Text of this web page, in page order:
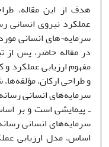
هدف از این مقاله،
عملکرد نیروی انسانی
سرمایه¬های انسانی
در مقاله حاضر، پس از
مفهوم ارزیابی عملکرد و
و طراحی ارکان،
سرمایه‌های انسانی
ـ پیمایشی است و بر
سرمایه‌های انسانی
اساس، مدل ارزیابی